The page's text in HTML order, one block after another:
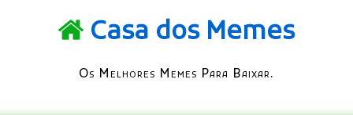
Casa dos Memes
Os Melhores Memes Para Baixar.